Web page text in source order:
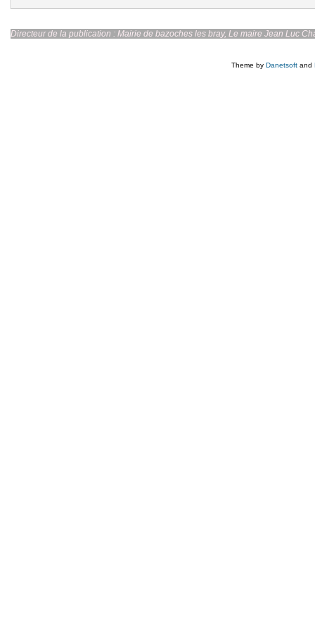
Directeur de la publication : Mairie de bazoches les
Theme by Danetsoft and